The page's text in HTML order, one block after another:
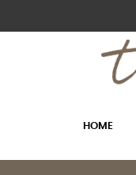
HOME